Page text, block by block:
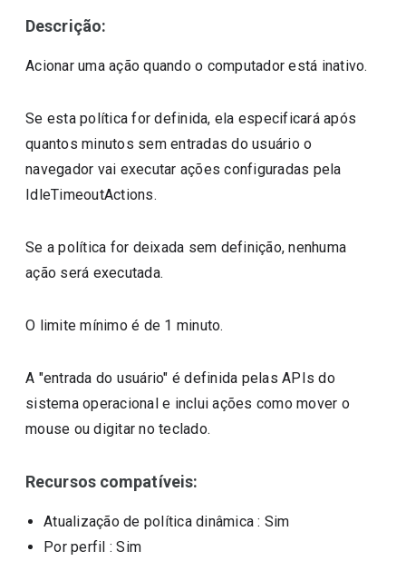
Descrição:
Acionar uma ação quando o computador está inativo.
Se esta política for definida, ela especificará após
quantos minutos sem entradas do usuário o
navegador vai executar ações configuradas pela
IdleTimeoutActions.
Se a política for deixada sem definição, nenhuma
ação será executada.
O limite mínimo é de 1 minuto.
A "entrada do usuário" é definida pelas APIs do
sistema operacional e inclui ações como mover o
mouse ou digitar no teclado.
Recursos compatíveis:
Atualização de política dinâmica : Sim
Por perfil : Sim